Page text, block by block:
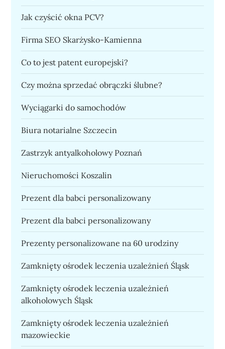
Jak czyścić okna PCV?
Firma SEO Skarżysko-Kamienna
Co to jest patent europejski?
Czy można sprzedać obrączki ślubne?
Wyciągarki do samochodów
Biura notarialne Szczecin
Zastrzyk antyalkoholowy Poznań
Nieruchomości Koszalin
Prezent dla babci personalizowany
Prezent dla babci personalizowany
Prezenty personalizowane na 60 urodziny
Zamknięty ośrodek leczenia uzależnień Śląsk
Zamknięty ośrodek leczenia uzależnień
alkoholowych Śląsk
Zamknięty ośrodek leczenia uzależnień
mazowieckie